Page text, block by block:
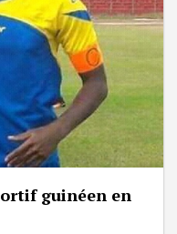
guinéen en